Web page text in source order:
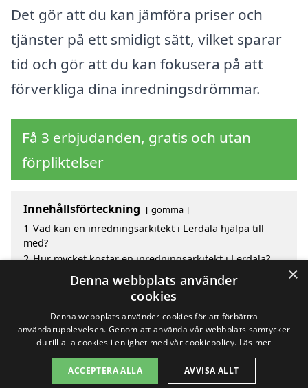
Det gör att du kan jämföra priser och
tjänster på ett smidigt sätt, vilket sparar
tid och gör att du kan fokusera på att
förverkliga dina inredningsdrömmar.
Få 3 erbjudanden, gratis och utan
förpliktelser
Innehållsförteckning gömma
1 Vad kan en inredningsarkitekt i Lerdala hjälpa till
med?
2 Hur mycket kostar en inredningsarkitekt i Lerdala?
Fördelar med att välja inredningsarkitekt i Lerdala
Sök efter en skicklig inredningsarkitekt i de
omgivande städerna Lerdala
Copyright 2026 - Pilanto Aps
×
Denna webbplats använder
cookies
Denna webbplats använder cookies för att förbättra
användarupplevelsen. Genom att använda vår webbplats samtycker
du till alla cookies i enlighet med vår cookiepolicy. Läs mer
ACCEPTERA ALLA AVVISA ALLT